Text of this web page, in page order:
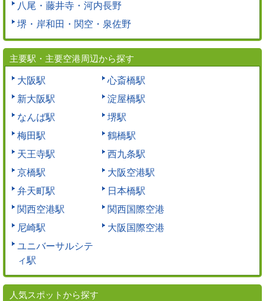
八尾・藤井寺・河内長野
堺・岸和田・関空・泉佐野
主要駅・主要空港周辺から探す
大阪駅
新大阪駅
なんば駅
梅田駅
天王寺駅
京橋駅
弁天町駅
関西空港駅
尼崎駅
ユニバーサルシテ
ィ駅
心斎橋駅
淀屋橋駅
堺駅
鶴橋駅
西九条駅
大阪空港駅
日本橋駅
関西国際空港
大阪国際空港
人気スポットから探す